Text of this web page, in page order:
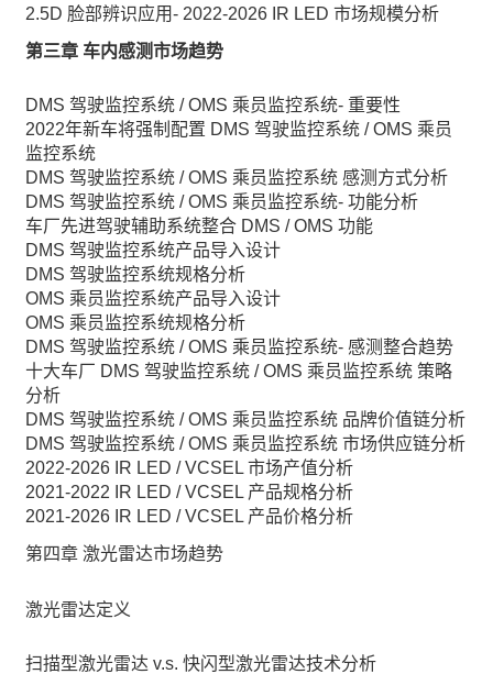
2.5D 脸部辨识应用- 2022-2026 IR LED 市场规模分析
第三章 车内感测市场趋势
DMS 驾驶监控系统 / OMS 乘员监控系统- 重要性
2022年新车将强制配置 DMS 驾驶监控系统 / OMS 乘员
监控系统
DMS 驾驶监控系统 / OMS 乘员监控系统 感测方式分析
DMS 驾驶监控系统 / OMS 乘员监控系统- 功能分析
车厂先进驾驶辅助系统整合 DMS / OMS 功能
DMS 驾驶监控系统产品导入设计
DMS 驾驶监控系统规格分析
OMS 乘员监控系统产品导入设计
OMS 乘员监控系统规格分析
DMS 驾驶监控系统 / OMS 乘员监控系统- 感测整合趋势
十大车厂 DMS 驾驶监控系统 / OMS 乘员监控系统 策略
分析
DMS 驾驶监控系统 / OMS 乘员监控系统 品牌价值链分析
DMS 驾驶监控系统 / OMS 乘员监控系统 市场供应链分析
2022-2026 IR LED / VCSEL 市场产值分析
2021-2022 IR LED / VCSEL 产品规格分析
2021-2026 IR LED / VCSEL 产品价格分析
第四章 激光雷达市场趋势
激光雷达定义
扫描型激光雷达 v.s. 快闪型激光雷达技术分析